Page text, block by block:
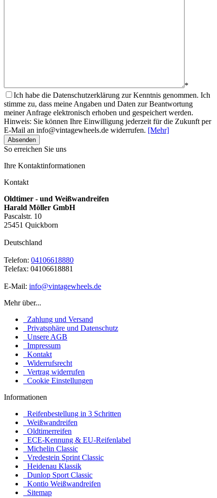
*
Ich habe die Datenschutzerklärung zur Kenntnis genommen. Ich
stimme zu, dass meine Angaben und Daten zur Beantwortung
meiner Anfrage elektronisch erhoben und gespeichert werden.
Hinweis: Sie können Ihre Einwilligung jederzeit für die Zukunft per
E-Mail an info@vintagewheels.de widerrufen. [Mehr]
Absenden
So erreichen Sie uns
Ihre Kontaktinformationen
Kontakt
Oldtimer - und Weißwandreifen
Harald Möller GmbH
Pascalstr. 10
25451 Quickborn
Deutschland
Telefon: 04106618880
Telefax: 04106618881
E-Mail: info@vintagewheels.de
Mehr über...
Zahlung und Versand
Privatsphäre und Datenschutz
Unsere AGB
Impressum
Kontakt
Widerrufsrecht
Vertrag widerrufen
Cookie Einstellungen
Informationen
Reifenbestellung in 3 Schritten
Weißwandreifen
Oldtimerreifen
ECE-Kennung & EU-Reifenlabel
Michelin Classic
Vredestein Sprint Classic
Heidenau Klassik
Dunlop Sport Classic
Kontio Weißwandreifen
Sitemap